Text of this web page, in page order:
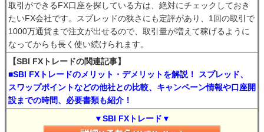
取引ができるFX口座を探している方は、絶対にチェックしておき
たいFX会社です。スプレッドの狭さにも定評があり、1回の取引で
1000万通貨まで注文が出せるので、取引量が増えて稼げるように
なってからも長く使い続けられます。
【SBI FXトレードの関連記事】
■SBI FXトレードのメリット・デメリットを解説！ スプレッド、
スワップポイントなどの他社との比較、キャンペーン情報や口座開
設までの時間、必要書類も紹介！
▼SBI FXトレード▼